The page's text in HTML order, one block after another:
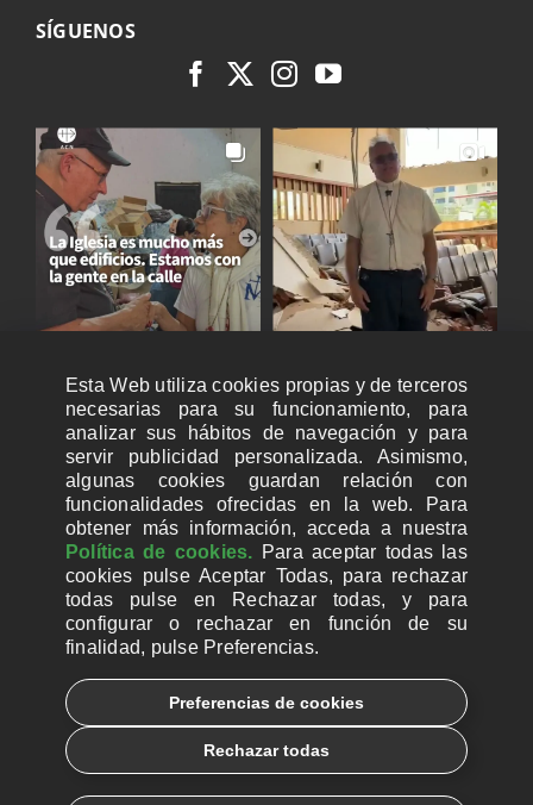
SÍGUENOS
CUENTAS BANCARIAS PARA DONAR
Esta Web utiliza cookies propias y de terceros
necesarias para su funcionamiento, para
analizar sus hábitos de navegación y para
servir publicidad personalizada. Asimismo,
algunas cookies guardan relación con
funcionalidades ofrecidas en la web. Para
obtener más información, acceda a nuestra
Política de cookies. Para aceptar todas las
cookies pulse Aceptar Todas, para rechazar
todas pulse en Rechazar todas, y para
configurar o rechazar en función de su
finalidad, pulse Preferencias.
Preferencias de cookies
Rechazar todas